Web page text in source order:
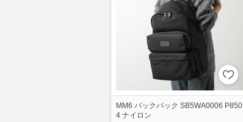
MM6 バックパック SB5WA0006 P850
4 ナイロン